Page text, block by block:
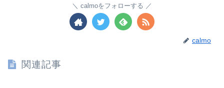
calmoをフォローする
calmo
関連記事